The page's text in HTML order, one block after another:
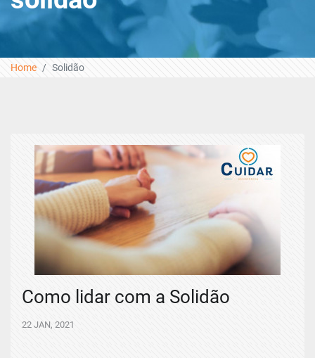
Home Solidão
Como lidar com a Solidão
22 JAN, 2021